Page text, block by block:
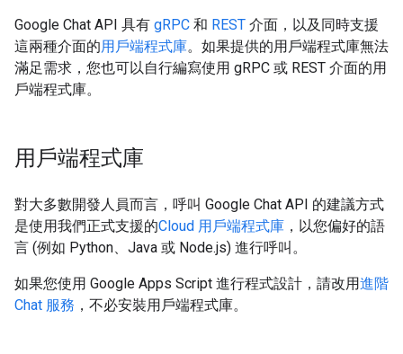
Google Chat API 具有 gRPC 和 REST 介面，以及同時支援
這兩種介面的用戶端程式庫。如果提供的用戶端程式庫無法
滿足需求，您也可以自行編寫使用 gRPC 或 REST 介面的用
戶端程式庫。
用戶端程式庫
對大多數開發人員而言，呼叫 Google Chat API 的建議方式
是使用我們正式支援的Cloud 用戶端程式庫 ，以您偏好的語
言 (例如 Python、Java 或 Node.js) 進行呼叫。
如果您使用 Google Apps Script 進行程式設計，請改用進階
Chat 服務 ，不必安裝用戶端程式庫。